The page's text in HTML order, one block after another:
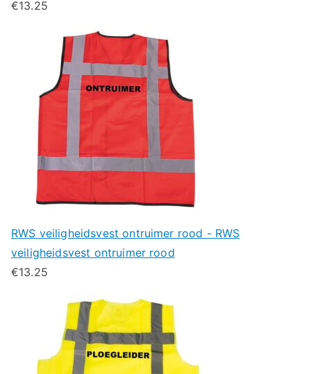
€13.25
RWS veiligheidsvest ontruimer rood - RWS
veiligheidsvest ontruimer rood
€13.25